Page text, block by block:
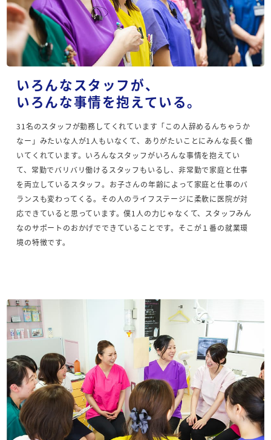
いろんなスタッフが、
いろんな事情を抱えている。
31名のスタッフが勤務してくれています「この人辞めるんちゃうか
なー」みたいな人が1人もいなくて、ありがたいことにみんな長く働
いてくれています。いろんなスタッフがいろんな事情を抱えてい
て、常勤でバリバリ働けるスタッフもいるし、非常勤で家庭と仕事
を両立しているスタッフ。お子さんの年齢によって家庭と仕事のバ
ランスも変わってくる。その人のライフステージに柔軟に医院が対
応できていると思っています。僕1人の力じゃなくて、スタッフみん
なのサポートのおかげでできていることです。そこが１番の就業環
境の特徴です。